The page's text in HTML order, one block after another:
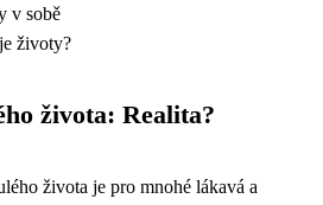
v sobě
životy?
života: Realita?
života je pro mnohé lákavá a